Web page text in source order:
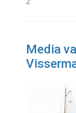
Media